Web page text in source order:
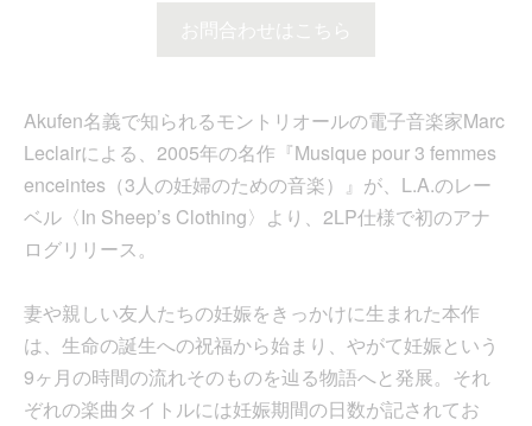
お問合わせはこちら
Akufen名義で知られるモントリオールの電子音楽家Marc
Leclairによる、2005年の名作『Musique pour 3 femmes
enceintes（3人の妊婦のための音楽）』が、L.A.のレー
ベル〈In Sheep’s Clothing〉より、2LP仕様で初のアナ
ログリリース。
妻や親しい友人たちの妊娠をきっかけに生まれた本作
は、生命の誕生への祝福から始まり、やがて妊娠という
9ヶ月の時間の流れそのものを辿る物語へと発展。それ
ぞれの楽曲タイトルには妊娠期間の日数が記されてお